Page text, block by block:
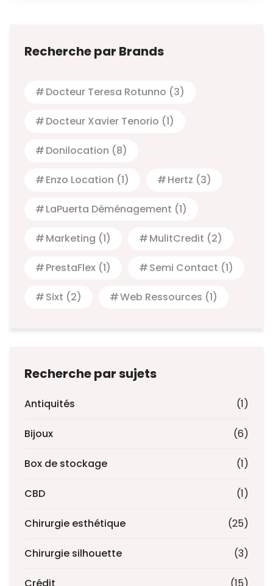
Recherche par Brands
Docteur Teresa Rotunno (3)
Docteur Xavier Tenorio (1)
Donilocation (8)
Enzo Location (1) Hertz (3)
LaPuerta Déménagement (1)
Marketing (1) MulitCredit (2)
PrestaFlex (1) Semi Contact (1)
Sixt (2) Web Ressources (1)
Recherche par sujets
Antiquités (1)
Bijoux (6)
Box de stockage (1)
CBD (1)
Chirurgie esthétique (25)
Chirurgie silhouette (3)